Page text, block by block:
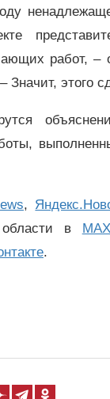
работ, –
этого
,
в MAX
.